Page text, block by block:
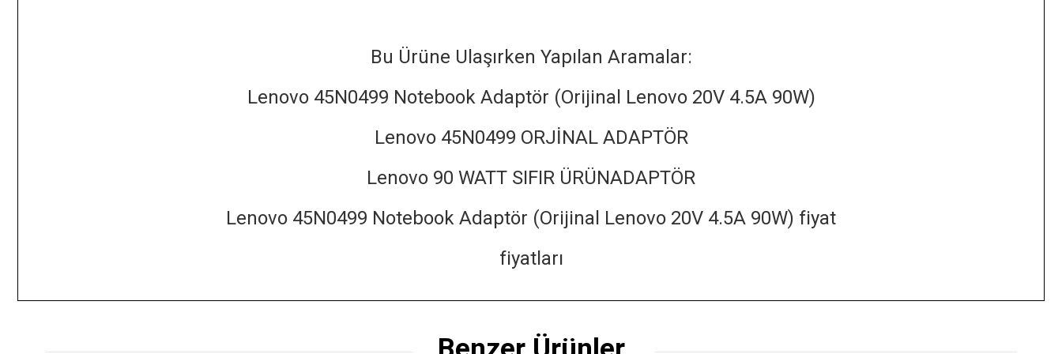
Bu Ürüne Ulaşırken Yapılan Aramalar:
Lenovo 45N0499 Notebook Adaptör (Orijinal Lenovo 20V 4.5A 90W)
Lenovo 45N0499 ORJİNAL ADAPTÖR
Lenovo 90 WATT SIFIR ÜRÜNADAPTÖR
Lenovo 45N0499 Notebook Adaptör (Orijinal Lenovo 20V 4.5A 90W) fiyat
fiyatları